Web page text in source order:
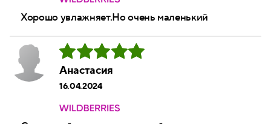
Хорошо увлажняет.Но очень маленький
Анастасия
16.04.2024